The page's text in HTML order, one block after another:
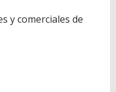
y comerciales de